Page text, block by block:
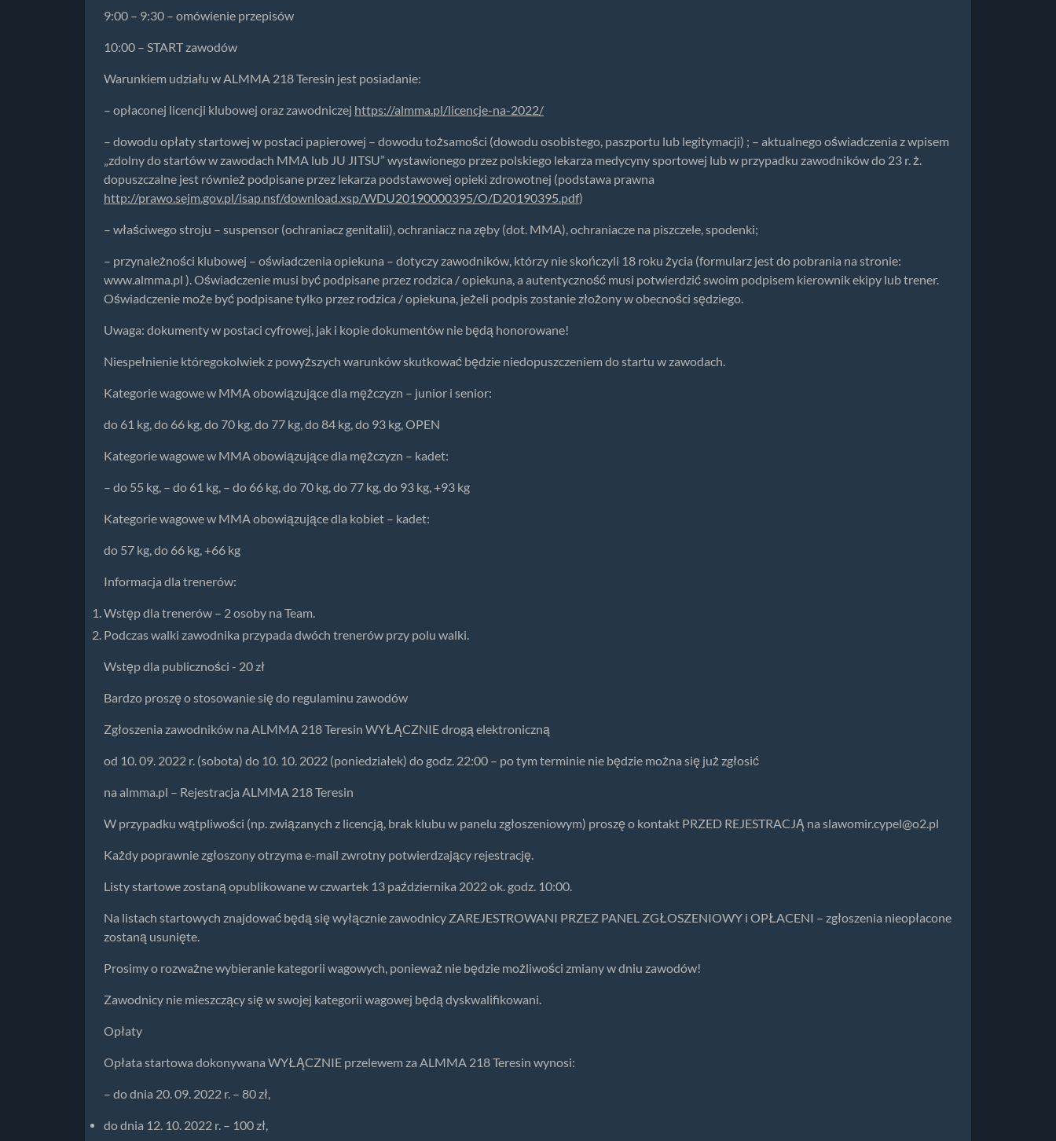
9:00 – 9:30 – omówienie przepisów
10:00 – START zawodów
Warunkiem udziału w ALMMA 218 Teresin jest posiadanie:
– opłaconej licencji klubowej oraz zawodniczej https://almma.pl/licencje-na-2022/
– dowodu opłaty startowej w postaci papierowej – dowodu tożsamości (dowodu osobistego, paszportu lub legitymacji) ; – aktualnego oświadczenia z wpisem
„zdolny do startów w zawodach MMA lub JU JITSU” wystawionego przez polskiego lekarza medycyny sportowej lub w przypadku zawodników do 23 r. ż.
dopuszczalne jest również podpisane przez lekarza podstawowej opieki zdrowotnej (podstawa prawna
http://prawo.sejm.gov.pl/isap.nsf/download.xsp/WDU20190000395/O/D20190395.pdf)
– właściwego stroju – suspensor (ochraniacz genitalii), ochraniacz na zęby (dot. MMA), ochraniacze na piszczele, spodenki;
– przynależności klubowej – oświadczenia opiekuna – dotyczy zawodników, którzy nie skończyli 18 roku życia (formularz jest do pobrania na stronie:
www.almma.pl ). Oświadczenie musi być podpisane przez rodzica / opiekuna, a autentyczność musi potwierdzić swoim podpisem kierownik ekipy lub trener.
Oświadczenie może być podpisane tylko przez rodzica / opiekuna, jeżeli podpis zostanie złożony w obecności sędziego.
Uwaga: dokumenty w postaci cyfrowej, jak i kopie dokumentów nie będą honorowane!
Niespełnienie któregokolwiek z powyższych warunków skutkować będzie niedopuszczeniem do startu w zawodach.
Kategorie wagowe w MMA obowiązujące dla mężczyzn – junior i senior:
do 61 kg, do 66 kg, do 70 kg, do 77 kg, do 84 kg, do 93 kg, OPEN
Kategorie wagowe w MMA obowiązujące dla mężczyzn – kadet:
– do 55 kg, – do 61 kg, – do 66 kg, do 70 kg, do 77 kg, do 93 kg, +93 kg
Kategorie wagowe w MMA obowiązujące dla kobiet – kadet:
do 57 kg, do 66 kg, +66 kg
Informacja dla trenerów:
Wstęp dla trenerów – 2 osoby na Team.
Podczas walki zawodnika przypada dwóch trenerów przy polu walki.
Wstęp dla publiczności - 20 zł
Bardzo proszę o stosowanie się do regulaminu zawodów
Zgłoszenia zawodników na ALMMA 218 Teresin WYŁĄCZNIE drogą elektroniczną
od 10. 09. 2022 r. (sobota) do 10. 10. 2022 (poniedziałek) do godz. 22:00 – po tym terminie nie będzie można się już zgłosić
na almma.pl – Rejestracja ALMMA 218 Teresin
W przypadku wątpliwości (np. związanych z licencją, brak klubu w panelu zgłoszeniowym) proszę o kontakt PRZED REJESTRACJĄ na slawomir.cypel@o2.pl
Każdy poprawnie zgłoszony otrzyma e-mail zwrotny potwierdzający rejestrację.
Listy startowe zostaną opublikowane w czwartek 13 października 2022 ok. godz. 10:00.
Na listach startowych znajdować będą się wyłącznie zawodnicy ZAREJESTROWANI PRZEZ PANEL ZGŁOSZENIOWY i OPŁACENI – zgłoszenia nieopłacone
zostaną usunięte.
Prosimy o rozważne wybieranie kategorii wagowych, ponieważ nie będzie możliwości zmiany w dniu zawodów!
Zawodnicy nie mieszczący się w swojej kategorii wagowej będą dyskwalifikowani.
Opłaty
Opłata startowa dokonywana WYŁĄCZNIE przelewem za ALMMA 218 Teresin wynosi:
– do dnia 20. 09. 2022 r. – 80 zł,
do dnia 12. 10. 2022 r. – 100 zł,